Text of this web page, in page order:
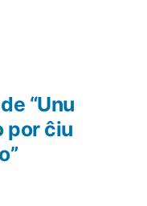
“Unu
por ĉiu